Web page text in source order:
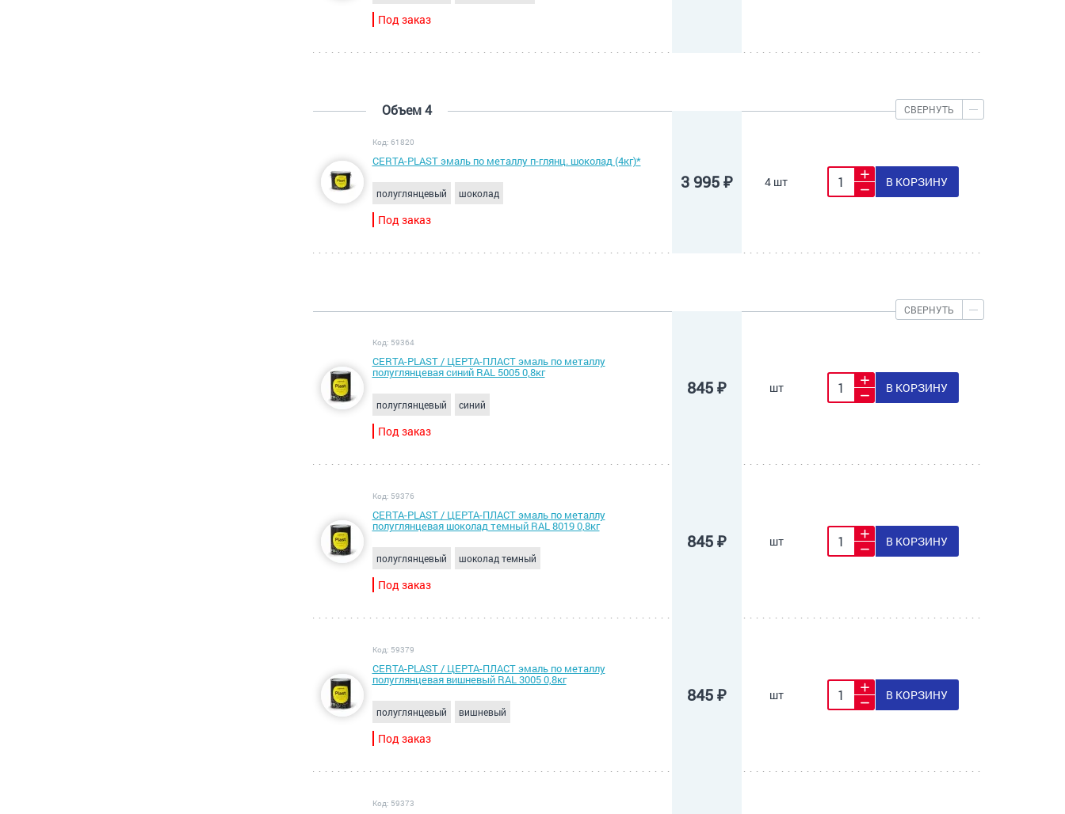
Под заказ
Объем 4 СВЕРНУТЬ
Код: 61820
CERTA-PLAST эмаль по металлу п-глянц. шоколад (4кг)*
полуглянцевый шоколад
Под заказ
3 995 ₽ 4 шт В КОРЗИНУ
СВЕРНУТЬ
Код: 59364
CERTA-PLAST / ЦЕРТА-ПЛАСТ эмаль по металлу
полуглянцевая синий RAL 5005 0,8кг
полуглянцевый синий
Под заказ
845 ₽ шт В КОРЗИНУ
Код: 59376
CERTA-PLAST / ЦЕРТА-ПЛАСТ эмаль по металлу
полуглянцевая шоколад темный RAL 8019 0,8кг
полуглянцевый шоколад темный
Под заказ
845 ₽ шт В КОРЗИНУ
Код: 59379
CERTA-PLAST / ЦЕРТА-ПЛАСТ эмаль по металлу
полуглянцевая вишневый RAL 3005 0,8кг
полуглянцевый вишневый
Под заказ
845 ₽ шт В КОРЗИНУ
Код: 59373